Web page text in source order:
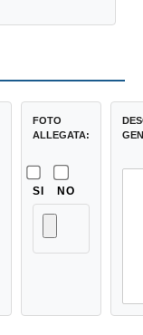
FOTO
ALLEGATA:
SI NO